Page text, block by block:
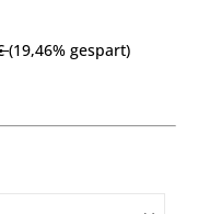
(19,46% gespart)